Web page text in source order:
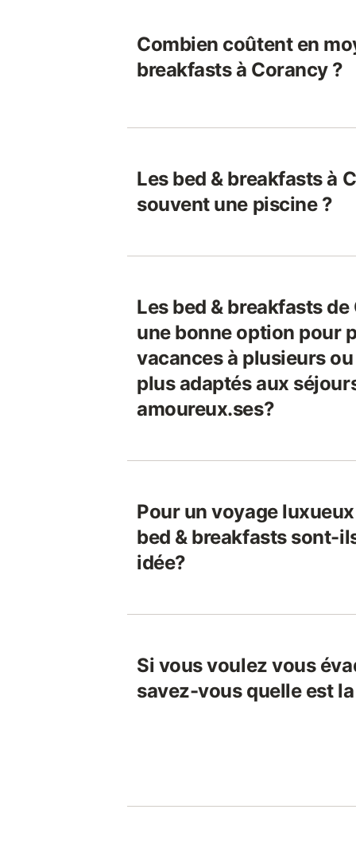
Combien coûtent en
breakfasts à Corancy ?
Les bed & breakfasts à
souvent une piscine ?
Les bed & breakfasts
une bonne option pour
vacances à plusieurs
plus adaptés aux
amoureux.ses?
Pour un voyage
bed & breakfasts sont-
idée?
Si vous voulez vous
savez-vous quelle est